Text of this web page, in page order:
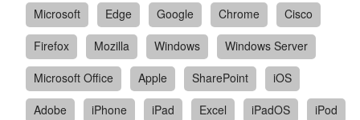
Microsoft Edge Google Chrome
Cisco
Firefox
Mozilla Windows
Windows Server
Microsoft Office
Apple SharePoint
iOS
Adobe
iPhone iPad Excel iPadOS
iPod